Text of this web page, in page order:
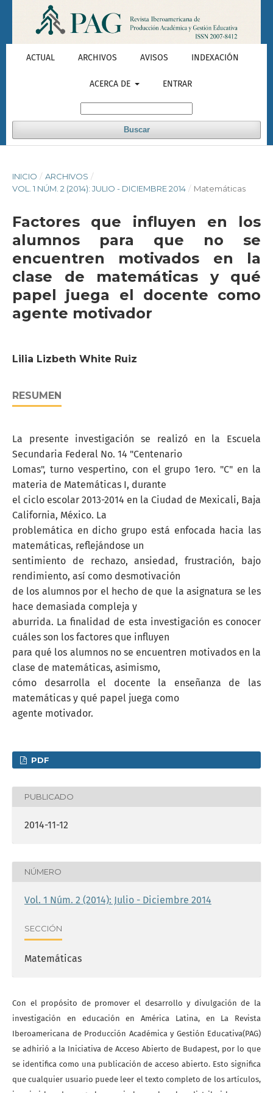
ACTUAL ARCHIVOS AVISOS INDEXACIÓN
ACERCA DE ENTRAR
Buscar
INICIO / ARCHIVOS /
VOL. 1 NÚM. 2 (2014): JULIO - DICIEMBRE 2014 / Matemáticas
Factores que influyen en los
alumnos para que no se
encuentren motivados en la
clase de matemáticas y qué
papel juega el docente como
agente motivador
Lilia Lizbeth White Ruiz
RESUMEN
La presente investigación se realizó en la Escuela
Secundaria Federal No. 14 "Centenario
Lomas", turno vespertino, con el grupo 1ero. "C" en la
materia de Matemáticas I, durante
el ciclo escolar 2013-2014 en la Ciudad de Mexicali, Baja
California, México. La
problemática en dicho grupo está enfocada hacia las
matemáticas, reflejándose un
sentimiento de rechazo, ansiedad, frustración, bajo
rendimiento, así como desmotivación
de los alumnos por el hecho de que la asignatura se les
hace demasiada compleja y
aburrida. La finalidad de esta investigación es conocer
cuáles son los factores que influyen
para qué los alumnos no se encuentren motivados en la
clase de matemáticas, asimismo,
cómo desarrolla el docente la enseñanza de las
matemáticas y qué papel juega como
agente motivador.
PDF
PUBLICADO
2014-11-12
NÚMERO
Vol. 1 Núm. 2 (2014): Julio - Diciembre 2014
SECCIÓN
Matemáticas
Con el propósito de promover el desarrollo y divulgación de la
investigación en educación en América Latina, en La Revista
Iberoamericana de Producción Académica y Gestión Educativa(PAG)
se adhirió a la Iniciativa de Acceso Abierto de Budapest, por lo que
se identifica como una publicación de acceso abierto. Esto significa
que cualquier usuario puede leer el texto completo de los artículos,